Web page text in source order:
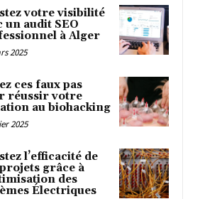
votre visibilité
un audit SEO
à Alger
2025
ces faux pas
réussir votre
au biohacking
2025
l’efficacité de
grâce à
des
Électriques